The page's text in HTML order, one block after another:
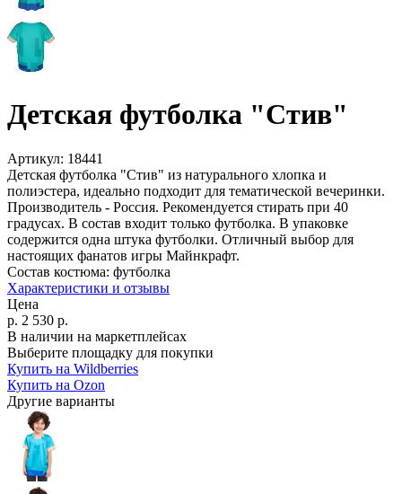
Детская футболка "Стив"
Артикул: 18441
Детская футболка "Стив" из натурального хлопка и
полиэстера, идеально подходит для тематической вечеринки.
Производитель - Россия. Рекомендуется стирать при 40
градусах. В состав входит только футболка. В упаковке
содержится одна штука футболки. Отличный выбор для
настоящих фанатов игры Майнкрафт.
Состав костюма: футболка
Характеристики и отзывы
Цена
р. 2 530 р.
В наличии на маркетплейсах
Выберите площадку для покупки
Купить на Wildberries
Купить на Ozon
Другие варианты